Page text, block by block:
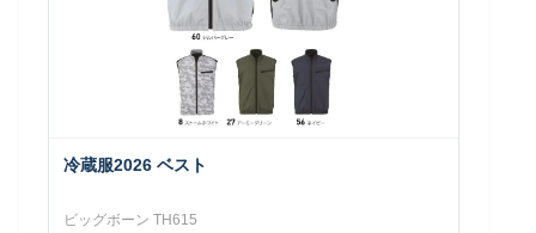
冷蔵服2026 ベスト
ビッグボーン TH615